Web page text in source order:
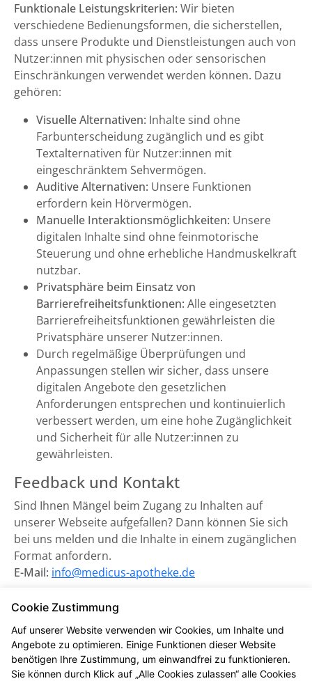
Funktionale Leistungskriterien: Wir bieten
verschiedene Bedienungsformen, die sicherstellen,
dass unsere Produkte und Dienstleistungen auch von
Nutzer:innen mit physischen oder sensorischen
Einschränkungen verwendet werden können. Dazu
gehören:
Visuelle Alternativen: Inhalte sind ohne
Farbunterscheidung zugänglich und es gibt
Textalternativen für Nutzer:innen mit
eingeschränktem Sehvermögen.
Auditive Alternativen: Unsere Funktionen
erfordern kein Hörvermögen.
Manuelle Interaktionsmöglichkeiten: Unsere
digitalen Inhalte sind ohne feinmotorische
Steuerung und ohne erhebliche Handmuskelkraft
nutzbar.
Privatsphäre beim Einsatz von
Barrierefreiheitsfunktionen: Alle eingesetzten
Barrierefreiheitsfunktionen gewährleisten die
Privatsphäre unserer Nutzer:innen.
Durch regelmäßige Überprüfungen und
Anpassungen stellen wir sicher, dass unsere
digitalen Angebote den gesetzlichen
Anforderungen entsprechen und kontinuierlich
verbessert werden, um eine hohe Zugänglichkeit
und Sicherheit für alle Nutzer:innen zu
gewährleisten.
Feedback und Kontakt
Sind Ihnen Mängel beim Zugang zu Inhalten auf
unserer Webseite aufgefallen? Dann können Sie sich
bei uns melden und die Inhalte in einem zugänglichen
Format anfordern.
E-Mail: info@medicus-apotheke.de
Zuständige Marktüberwachungsbehörde:
Marktüberwachungsstelle der Länder für die
Barrierefreiheit von Produkten und Dienstleistungen
(MLBF) in Magdeburg, Sachsen-Anhalt.
Cookie Zustimmung
Auf unserer Website verwenden wir Cookies, um Inhalte und
Angebote zu optimieren. Einige Funktionen dieser Website
benötigen Ihre Zustimmung, um einwandfrei zu funktionieren.
Sie können durch Klick auf „Alle Cookies zulassen“ alle Cookies